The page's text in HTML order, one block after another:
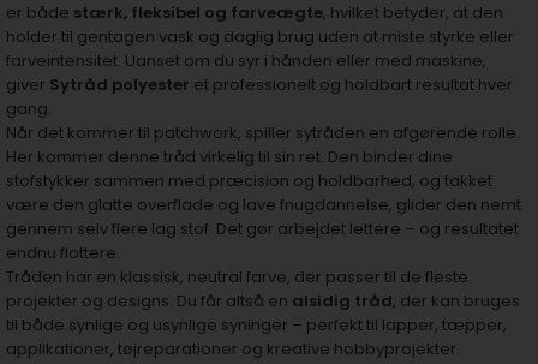
er både stærk, fleksibel og farveægte, hvilket betyder, at den
holder til gentagen vask og daglig brug uden at miste styrke eller
farveintensitet. Uanset om du syr i hånden eller med maskine,
giver Sytråd polyester et professionelt og holdbart resultat hver
gang.
Når det kommer til patchwork, spiller sytråden en afgørende rolle.
Her kommer denne tråd virkelig til sin ret. Den binder dine
stofstykker sammen med præcision og holdbarhed, og takket
være den glatte overflade og lave fnugdannelse, glider den nemt
gennem selv flere lag stof. Det gør arbejdet lettere – og resultatet
endnu flottere.
Tråden har en klassisk, neutral farve, der passer til de fleste
projekter og designs. Du får altså en alsidig tråd, der kan bruges
til både synlige og usynlige syninger – perfekt til lapper, tæpper,
applikationer, tøjreparationer og kreative hobbyprojekter.